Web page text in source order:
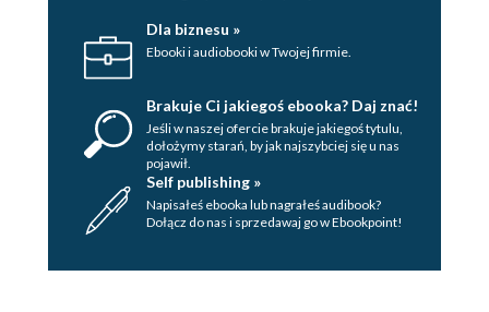
Dla biznesu »
Ebooki i audiobooki w Twojej firmie.
Brakuje Ci jakiegoś ebooka? Daj znać!
Jeśli w naszej ofercie brakuje jakiegoś tytulu,
dołożymy starań, by jak najszybciej się u nas
pojawił.
Self publishing »
Napisałeś ebooka lub nagrałeś audibook?
Dołącz do nas i sprzedawaj go w Ebookpoint!